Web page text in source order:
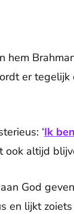
hem
er tegelijk
‘Ik
ook altijd
God
en lijkt